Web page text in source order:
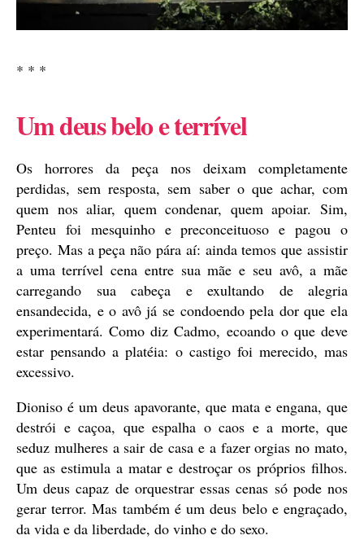
* * *
Um deus belo e terrível
Os horrores da peça nos deixam completamente
perdidas, sem resposta, sem saber o que achar, com
quem nos aliar, quem condenar, quem apoiar. Sim,
Penteu foi mesquinho e preconceituoso e pagou o
preço. Mas a peça não pára aí: ainda temos que assistir
a uma terrível cena entre sua mãe e seu avô, a mãe
carregando sua cabeça e exultando de alegria
ensandecida, e o avô já se condoendo pela dor que ela
experimentará. Como diz Cadmo, ecoando o que deve
estar pensando a platéia: o castigo foi merecido, mas
excessivo.
Dioniso é um deus apavorante, que mata e engana, que
destrói e caçoa, que espalha o caos e a morte, que
seduz mulheres a sair de casa e a fazer orgias no mato,
que as estimula a matar e destroçar os próprios filhos.
Um deus capaz de orquestrar essas cenas só pode nos
gerar terror. Mas também é um deus belo e engraçado,
da vida e da liberdade, do vinho e do sexo.